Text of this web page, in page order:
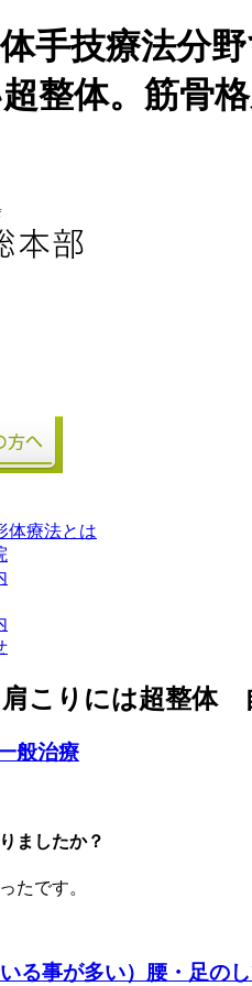
手技療法分
整体。筋骨
般治療
ましたか？
たです。
る事が多い） 腰・足の